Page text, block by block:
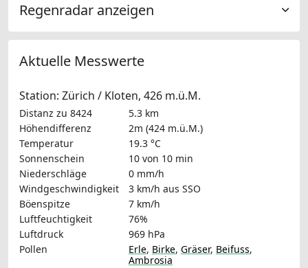
Regenradar anzeigen
Aktuelle Messwerte
Station: Zürich / Kloten, 426 m.ü.M.
Distanz zu 8424
5.3 km
Höhendifferenz
2m (424 m.ü.M.)
Temperatur
19.3 °C
Sonnenschein
10 von 10 min
Niederschläge
0 mm/h
Windgeschwindigkeit
3 km/h aus SSO
Böenspitze
7 km/h
Luftfeuchtigkeit
76%
Luftdruck
969 hPa
Pollen
Erle, Birke, Gräser, Beifuss,
Ambrosia